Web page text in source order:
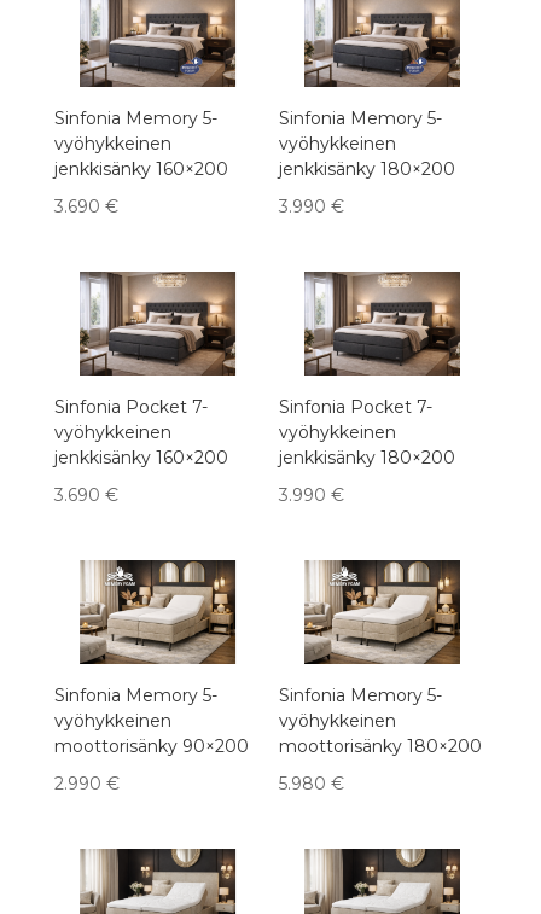
Sinfonia Memory 5-
vyöhykkeinen
jenkkisänky 160×200
3.690 €
Sinfonia Memory 5-
vyöhykkeinen
jenkkisänky 180×200
3.990€
Sinfonia Pocket 7-
vyöhykkeinen
jenkkisänky 160×200
3.690 €
Sinfonia Pocket 7-
vyöhykkeinen
jenkkisänky 180×200
3.990€
Sinfonia Memory 5-
vyöhykkeinen
moottorisänky 90×200
2.990 €
Sinfonia Memory 5-
vyöhykkeinen
moottorisänky 180×200
5.980€